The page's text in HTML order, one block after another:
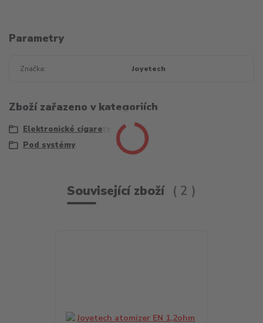
Parametry
Značka Joyetech
Zboží zařazeno v kategoriích
Elektronické cigarety
Pod systémy
Související zboží 2